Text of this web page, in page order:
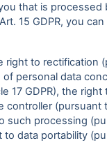
that is processed
15 GDPR, you
right to rectification
of personal data
17 GDPR), the
controller (pursuant
such processing
to data portability